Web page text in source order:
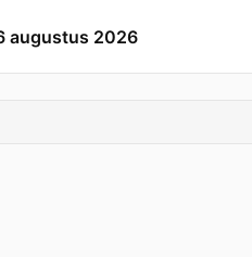
augustus 2026